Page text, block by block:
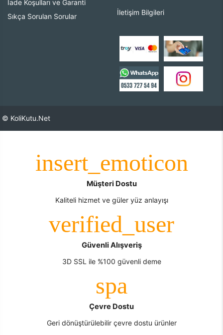
İade Koşulları ve Garanti
Sıkça Sorulan Sorular
İletişim Bilgileri
© KoliKutu.Net
Müşteri Dostu
Kaliteli hizmet ve güler yüz anlayışı
Güvenli Alışveriş
3D SSL ile %100 güvenli deme
Çevre Dostu
Geri dönüştürülebilir çevre dostu ürünler